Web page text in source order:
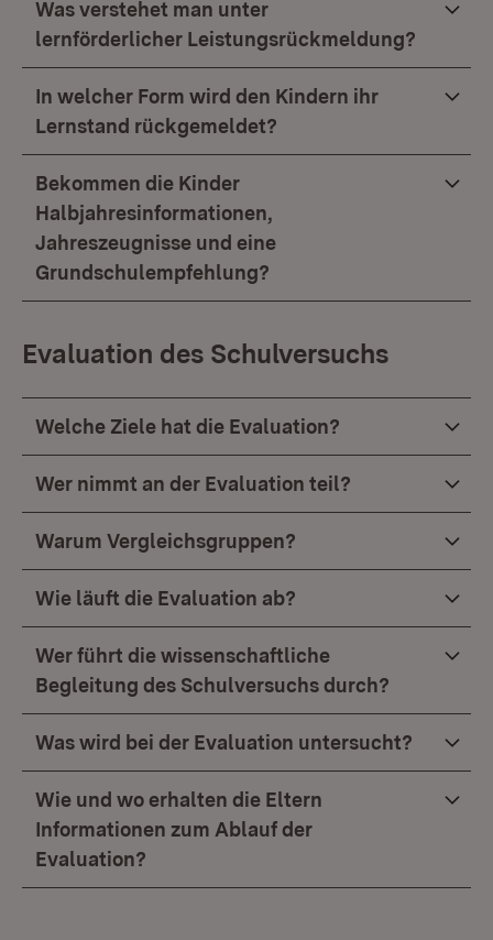
Was verstehet man unter
lernförderlicher Leistungsrückmeldung?
In welcher Form wird den Kindern ihr
Lernstand rückgemeldet?
Bekommen die Kinder
Halbjahresinformationen,
Jahreszeugnisse und eine
Grundschulempfehlung?
Evaluation des Schulversuchs
Welche Ziele hat die Evaluation?
Wer nimmt an der Evaluation teil?
Warum Vergleichsgruppen?
Wie läuft die Evaluation ab?
Wer führt die wissenschaftliche
Begleitung des Schulversuchs durch?
Was wird bei der Evaluation untersucht?
Wie und wo erhalten die Eltern
Informationen zum Ablauf der
Evaluation?